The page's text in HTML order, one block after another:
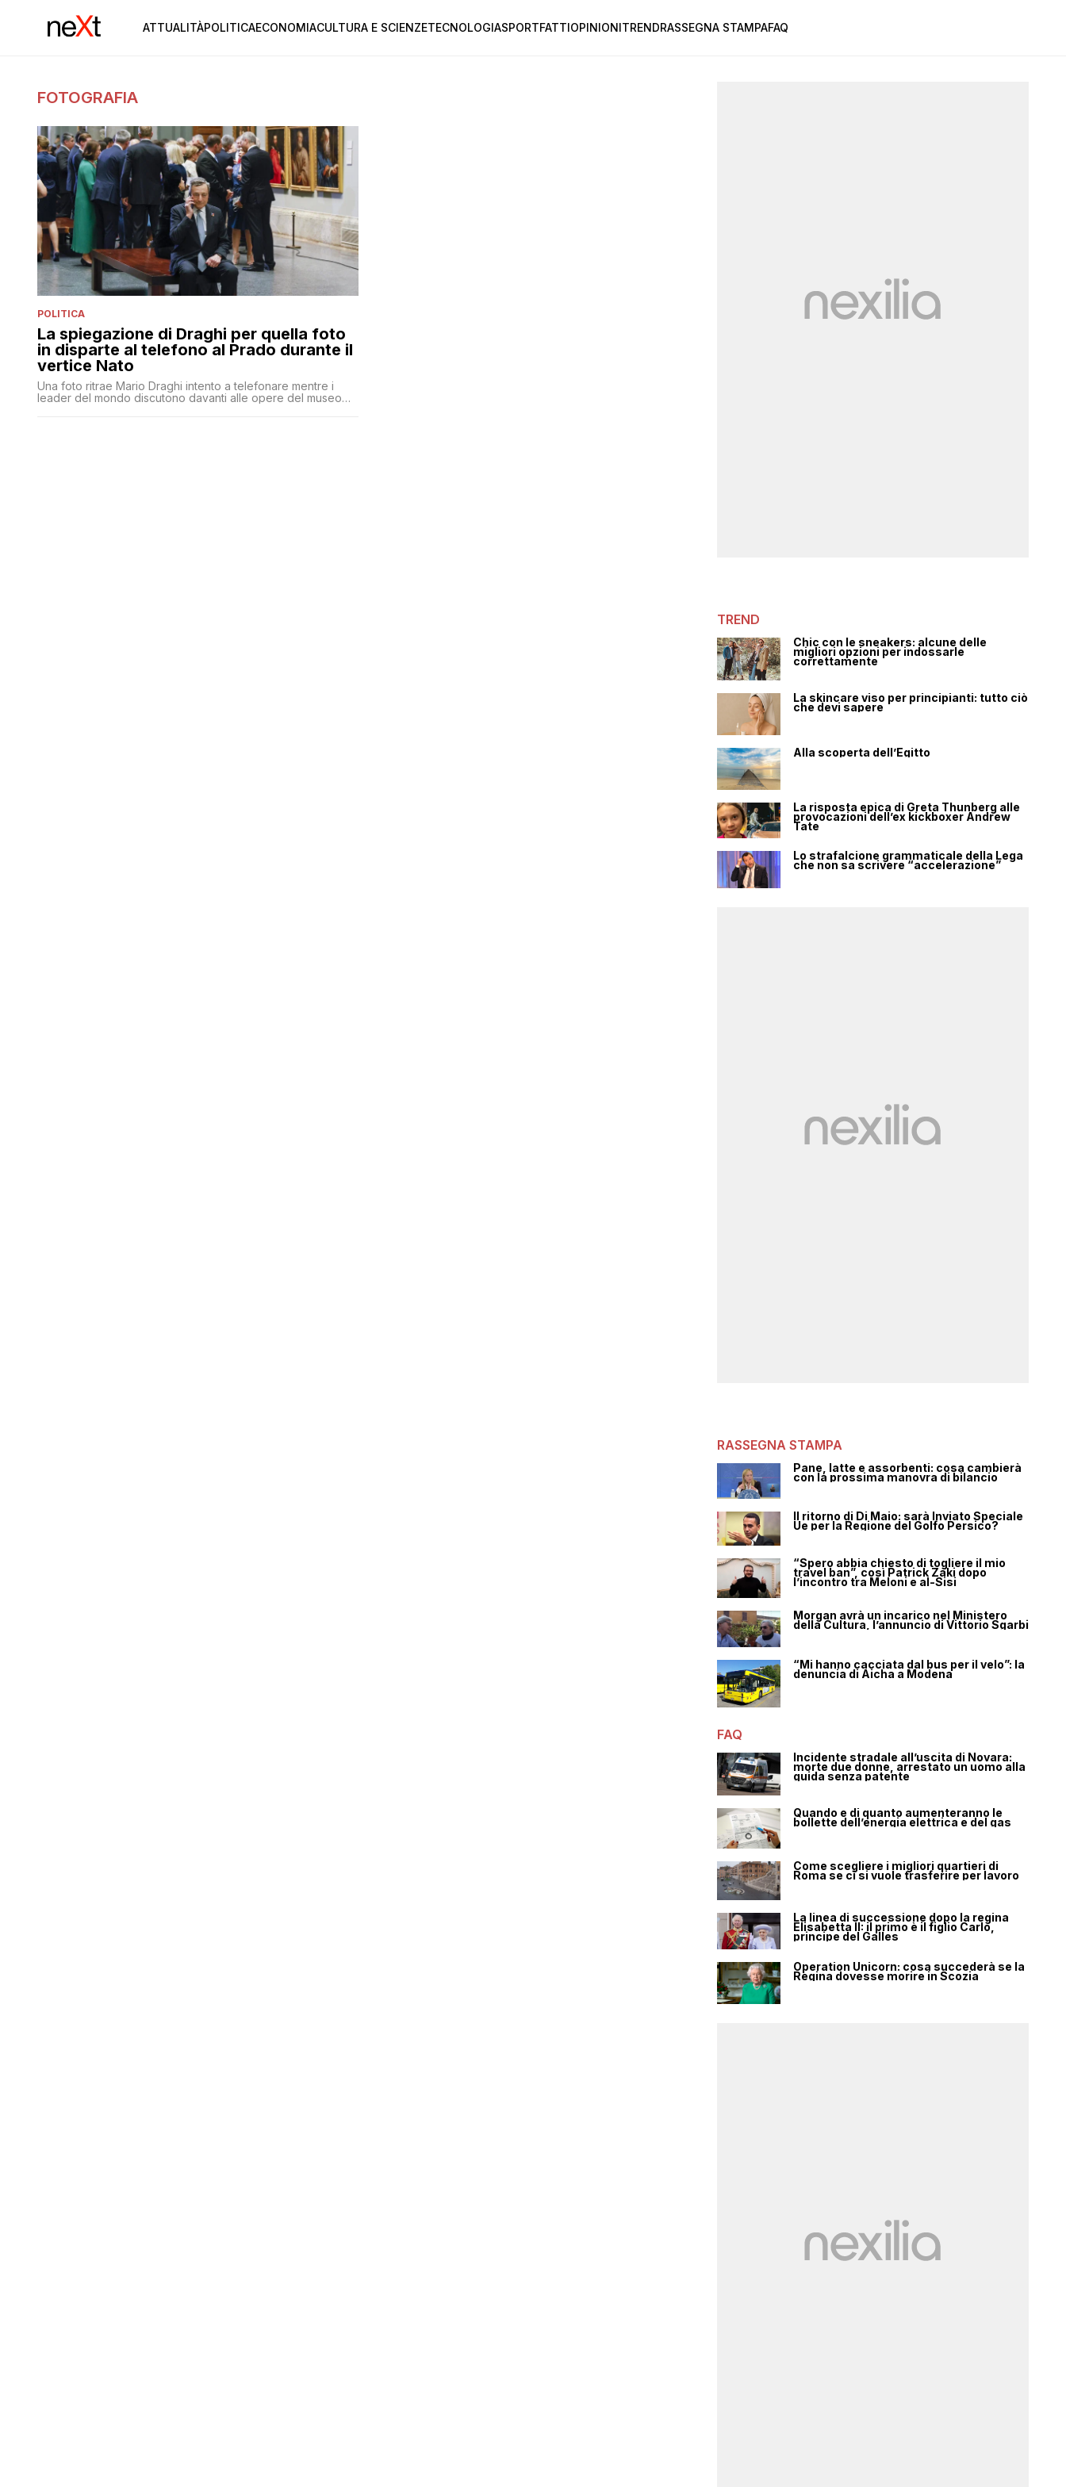
ATTUALITÀPOLITICAECONOMIACULTURA E SCIENZETECNOLOGIASPORTFATTIOPINIONITRENDRASSEGNA STAMPAFAQ
FOTOGRAFIA
POLITICA
La spiegazione di Draghi per quella foto
in disparte al telefono al Prado durante il
vertice Nato
Una foto ritrae Mario Draghi intento a telefonare mentre i
leader del mondo discutono davanti alle opere del museo
TREND
Chic con le sneakers: alcune delle
migliori opzioni per indossarle
correttamente
La skincare viso per principianti: tutto ciò
che devi sapere
Alla scoperta dell’Egitto
La risposta epica di Greta Thunberg alle
provocazioni dell’ex kickboxer Andrew
Tate
Lo strafalcione grammaticale della Lega
che non sa scrivere “accelerazione”
RASSEGNA STAMPA
Pane, latte e assorbenti: cosa cambierà
con la prossima manovra di bilancio
Il ritorno di Di Maio: sarà Inviato Speciale
Ue per la Regione del Golfo Persico?
“Spero abbia chiesto di togliere il mio
travel ban”, così Patrick Zaki dopo
l’incontro tra Meloni e al-Sisi
Morgan avrà un incarico nel Ministero
della Cultura, l’annuncio di Vittorio Sgarbi
“Mi hanno cacciata dal bus per il velo”: la
denuncia di Aicha a Modena
FAQ
Incidente stradale all’uscita di Novara:
morte due donne, arrestato un uomo alla
guida senza patente
Quando e di quanto aumenteranno le
bollette dell’energia elettrica e del gas
Come scegliere i migliori quartieri di
Roma se ci si vuole trasferire per lavoro
La linea di successione dopo la regina
Elisabetta II: il primo è il figlio Carlo,
principe del Galles
Operation Unicorn: cosa succederà se la
Regina dovesse morire in Scozia